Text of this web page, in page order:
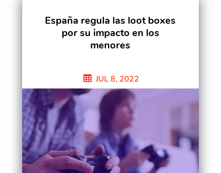
España regula las loot boxes
por su impacto en los
menores
JUL 8, 2022